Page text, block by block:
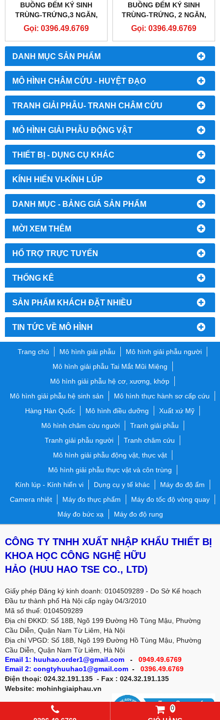
DANH MỤC SẢN PHẨM
MÔ HÌNH CHÂM CỨU - HUYỆT ĐẠO
TRANH GIẢI PHẪU- TRANH CHÂM CỨU
MÔ HÌNH GIẢI PHẪU ĐỘNG VẬT
THIẾT BỊ - DỤNG CỤ KHÁC
KÍNH HIỂN VI-KÍNH LÚP
DANH MỤC - BẢNG GIÁ SẢN PHẨM
MỜI XEM THÊM
HỔ TRỢ TRỰC TUYẾN
THỐNG KÊ
SẢN PHẨM KHÁCH ĐẶT NHIỀU
TIN TỨC VỀ MÔ HÌNH
BUỒNG ĐẾM KÝ SINH
TRÙNG-TRỨNG,3 NGĂN,
THÍCH HỢP ĐẾM MẪU
Gọi: 0396.49.6769
BUỒNG ĐẾM KÝ SINH
TRÙNG-TRỨNG, 2 NGĂN,
THÍCH HỢP ĐẾM MẪU RẮN,
Gọi: 0396.49.6769
Trang chủ Mô hình giải phẫu
Mô hình giải phẫu người
Mô hình giải phẫu Tai Mắt Mũi Miệng
Mô hình giải phẫu hệ cơ, xương, khớp
Mô hình giải phẫu hệ sinh sản
Mô hình thực hành sơ cấp cứu
Hàng Hàn Quốc
Mô hình điều dưỡng
Xuất xứ Mỹ
Mô hình châm cứu người
Tranh giải phẫu
Tranh giải phẫu người
Tranh châm cứu
Mô hình giải phẫu động vật, thực vật
Mô hình giải phẫu thực vật và côn trùng
Kính lúp - Kính hiển vi
Dụng cụ y tế khác
Máy đo độ ẩm
Camera nhiệt
Máy đo thực phẩm
Máy đo tốc độ vòng quay
Máy đo bức xạ
Máy đo độ rung
CÔNG TY TNHH XUẤT NHẬP KHẨU THIẾT BỊ
KHOA HỌC CÔNG NGHỆ HỮU
HẢO (HUU HAO TSE CO., LTD)
Giấy phép Đăng ký kinh doanh: 0104509289 - Do Sở Kế hoạch
Đầu tư thành phố Hà Nội cấp ngày 04/3/2010
Mã số thuế: 0104509289
Địa chỉ ĐKKD: Số 18B, Ngõ 199 Đường Hồ Tùng Mậu, Phường
Cầu Diễn, Quận Nam Từ Liêm, Hà Nội
Địa chỉ VPGD: Số 18B, Ngõ 199 Đường Hồ Tùng Mậu, Phường
Cầu Diễn, Quận Nam Từ Liêm, Hà Nội
Email 1: huuhao.order1@gmail.com
-
0949.49.6769
Email 2: congtyhuuhao1@gmail.com -
0396.49.6769
Điện thoại: 024.32.191.135 - Fax : 024.32.191.135
Website: mohinhgiaiphau.vn
0